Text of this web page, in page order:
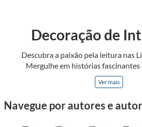
Descubra a paixão pela leitura nas
Mergulhe em histórias fascinantes
horizontes, onde cada página é uma
universos e perspectivas. Ler nos
e tenha a oportunidade de alcançar o
Ver mais
Decoração de
Navegue por autores e